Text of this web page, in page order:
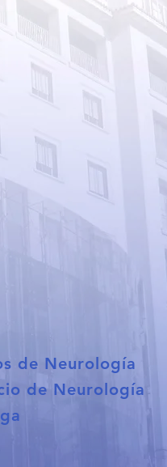
de Neurología
de Neurología